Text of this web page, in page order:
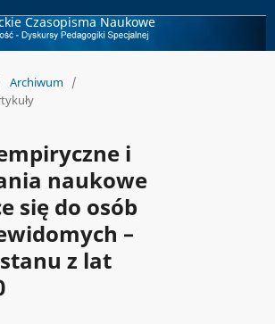
Czasopisma Naukowe
Archiwum /
i
naukowe
się do osób
–
z lat